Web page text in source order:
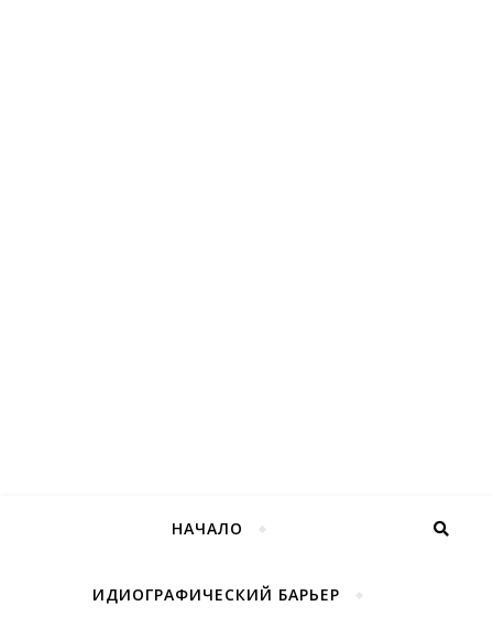
НАЧАЛО
ИДИОГРАФИЧЕСКИЙ БАРЬЕР